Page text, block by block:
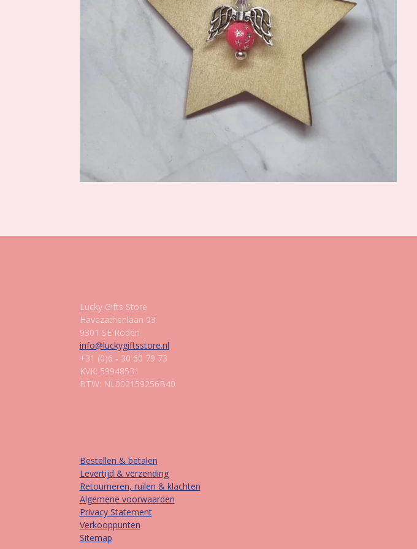
Lucky Gifts Store
Havezathenlaan 93
9301 SE Roden
info@luckygiftsstore.nl
+31 (0)6 - 30 60 79 73
KVK: 59948531
BTW: NL002159256B40
Bestellen & betalen
Levertijd & verzending
Retourneren, ruilen & klachten
Algemene voorwaarden
Privacy Statement
Verkooppunten
Sitemap